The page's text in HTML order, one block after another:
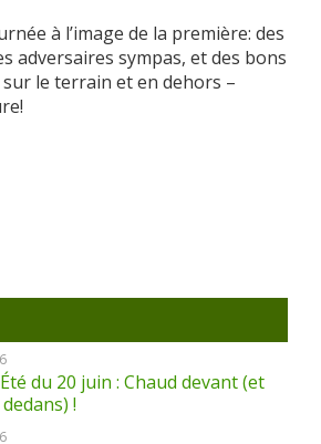
à l’image de la première: des
adversaires sympas, et des bons
le terrain et en dehors –
du 20 juin : Chaud devant (et
!